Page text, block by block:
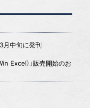
3月中旬に発刊
Excel）」販売開始のお